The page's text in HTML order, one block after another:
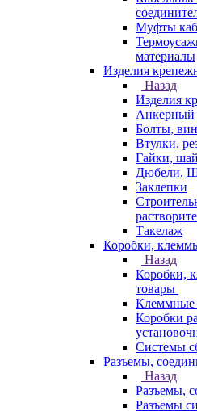
Муфты
материалы
Изделия
Назад
Изделия
Анкерный
Болты,
Втулки,
Гайки,
Дюбели,
Заклепки
Такелаж
Коробки,
Назад
Коробки,
товары
Коробки
Системы
Разъемы,
Назад
Разъемы,
Разъемы